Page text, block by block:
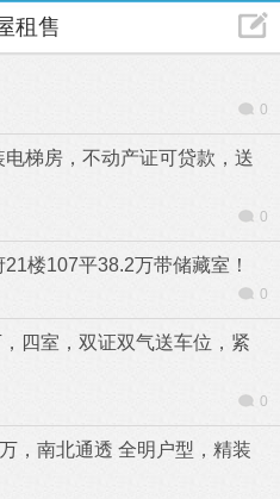
租售
0
梯房，不动产证可贷款，送
0
楼107平38.2万带储藏室！
0
四室，双证双气送车位，紧
0
，南北通透 全明户型，精装